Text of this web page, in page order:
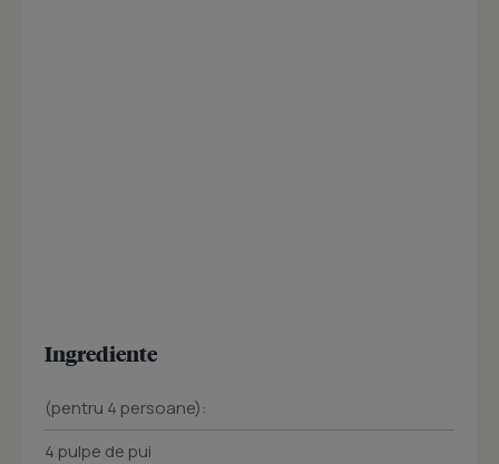
Ingrediente
(pentru 4 persoane):
4 pulpe de pui